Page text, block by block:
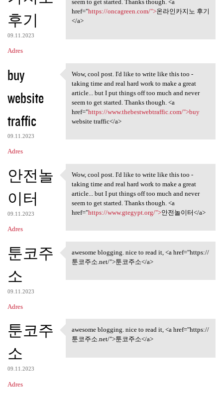
후기
09.11.2023
Adres
seem to get started. Thanks though. <a
href="https://oncagreen.com/">온라인카지노 후기
</a>
buy
website
traffic
09.11.2023
Adres
Wow, cool post. I'd like to
Wow, cool post. I'd like to write like this too -
taking time and real hard work to make a great
article... but I put things off too much and never
seem to get started. Thanks though. <a
href="https://www.thebestwebtraffic.com/">buy
website traffic</a>
안전놀
이터
09.11.2023
Adres
Wow, cool post. I'd like to
Wow, cool post. I'd like to write like this too -
taking time and real hard work to make a great
article... but I put things off too much and never
seem to get started. Thanks though. <a
href="https://www.gtegypt.org/">안전놀이터</a>
툰코주
소
09.11.2023
Adres
awesome blogging. nice to
awesome blogging. nice to read it, <a href="https://
툰코주소.net/">툰코주소</a>
툰코주
소
09.11.2023
Adres
awesome blogging. nice to
awesome blogging. nice to read it, <a href="https://
툰코주소.net/">툰코주소</a>